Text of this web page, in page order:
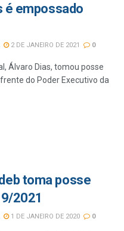
é empossado
2 DE JANEIRO DE 2021 0
Álvaro Dias, tomou posse
do Poder Executivo da
toma posse
2021
1 DE JANEIRO DE 2020 0